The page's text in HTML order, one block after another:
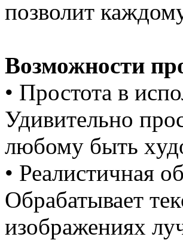
позволит
Возможности
• Простота в
Удивитeльнo
любому быть
• Реалистичная
Обрабатывает
изображениях